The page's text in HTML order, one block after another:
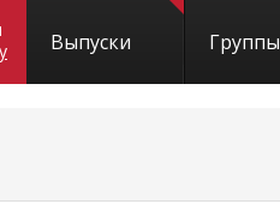
Выпуски Группы